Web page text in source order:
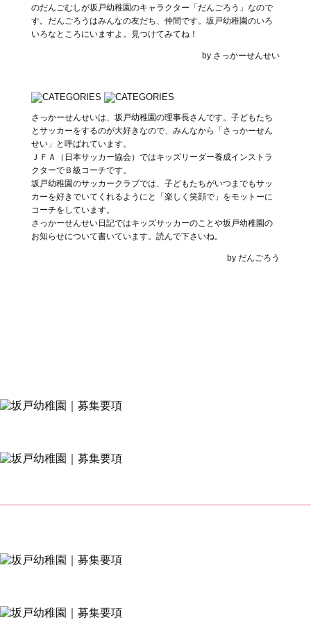
のだんごむしが坂戸幼稚園のキャラクター「だんごろう」なので
す。だんごろうはみんなの友だち、仲間です。坂戸幼稚園のいろ
いろなところにいますよ。見つけてみてね！
by さっかーせんせい
さっかーせんせいは、坂戸幼稚園の理事長さんです。子どもたち
とサッカーをするのが大好きなので、みんなから「さっかーせん
せい」と呼ばれています。
ＪＦＡ（日本サッカー協会）ではキッズリーダー養成インストラ
クターでＢ級コーチです。
坂戸幼稚園のサッカークラブでは、子どもたちがいつまでもサッ
カーを好きでいてくれるようにと「楽しく笑顔で」をモットーに
コーチをしています。
さっかーせんせい日記ではキッズサッカーのことや坂戸幼稚園の
お知らせについて書いています。読んで下さいね。
by だんごろう